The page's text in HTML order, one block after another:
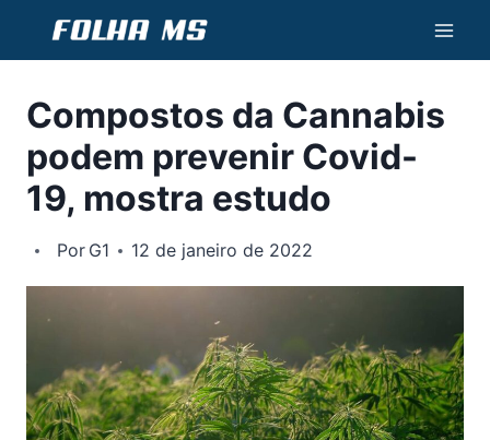
Conteúdo
Compostos da Cannabis
podem prevenir Covid-
19, mostra estudo
Por G1 12 de janeiro de 2022